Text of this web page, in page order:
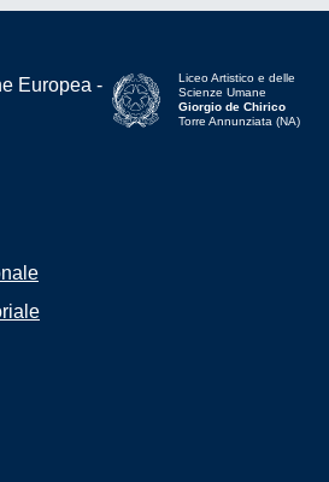
Liceo Artistico e delle
Scienze Umane
Giorgio de Chirico
Torre Annunziata (NA)